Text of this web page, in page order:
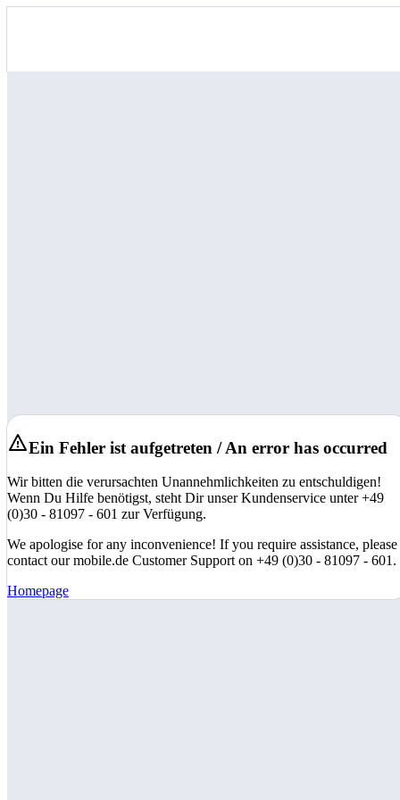
Ein Fehler ist aufgetreten / An error has occurred
Wir bitten die verursachten Unannehmlichkeiten zu entschuldigen!
Wenn Du Hilfe benötigst, steht Dir unser Kundenservice unter +49
(0)30 - 81097 - 601 zur Verfügung.
We apologise for any inconvenience! If you require assistance, please
contact our mobile.de Customer Support on +49 (0)30 - 81097 - 601.
Homepage